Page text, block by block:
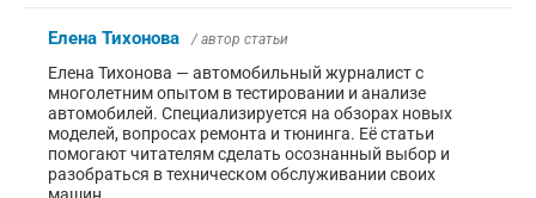
Елена Тихонова / автор статьи
Елена Тихонова — автомобильный журналист с
многолетним опытом в тестировании и анализе
автомобилей. Специализируется на обзорах новых
моделей, вопросах ремонта и тюнинга. Её статьи
помогают читателям сделать осознанный выбор и
разобраться в техническом обслуживании своих